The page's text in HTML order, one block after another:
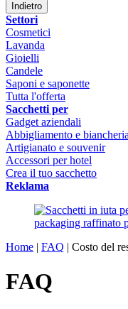
Indietro
Settori
Cosmetici
Lavanda
Gioielli
Candele
Saponi e saponette
Tutta l'offerta
Sacchetti per
Gadget aziendali
Abbigliamento e biancheria
Artigianato e souvenir
Accessori per hotel
Crea il tuo sacchetto
Reklama
Home | FAQ | Costo del
FAQ